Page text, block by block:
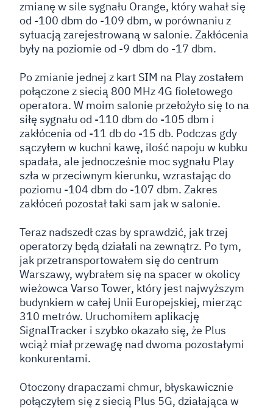
zmianę w sile sygnału Orange, który wahał się
od -100 dbm do -109 dbm, w porównaniu z
sytuacją zarejestrowaną w salonie. Zakłócenia
były na poziomie od -9 dbm do -17 dbm.
Po zmianie jednej z kart SIM na Play zostałem
połączone z siecią 800 MHz 4G fioletowego
operatora. W moim salonie przełożyło się to na
siłę sygnału od -110 dbm do -105 dbm i
zakłócenia od -11 db do -15 db. Podczas gdy
sączyłem w kuchni kawę, ilość napoju w kubku
spadała, ale jednocześnie moc sygnału Play
szła w przeciwnym kierunku, wzrastając do
poziomu -104 dbm do -107 dbm. Zakres
zakłóceń pozostał taki sam jak w salonie.
Teraz nadszedł czas by sprawdzić, jak trzej
operatorzy będą działali na zewnątrz. Po tym,
jak przetransportowałem się do centrum
Warszawy, wybrałem się na spacer w okolicy
wieżowca Varso Tower, który jest najwyższym
budynkiem w całej Unii Europejskiej, mierząc
310 metrów. Uruchomiłem aplikację
SignalTracker i szybko okazało się, że Plus
wciąż miał przewagę nad dwoma pozostałymi
konkurentami.
Otoczony drapaczami chmur, błyskawicznie
połączyłem się z siecią Plus 5G, działająca w